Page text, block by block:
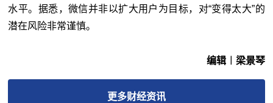
水平。据悉，微信并非以扩大用户为目标，对“变得太大”的
潜在风险非常谨慎。
编辑︱梁景琴
更多财经资讯